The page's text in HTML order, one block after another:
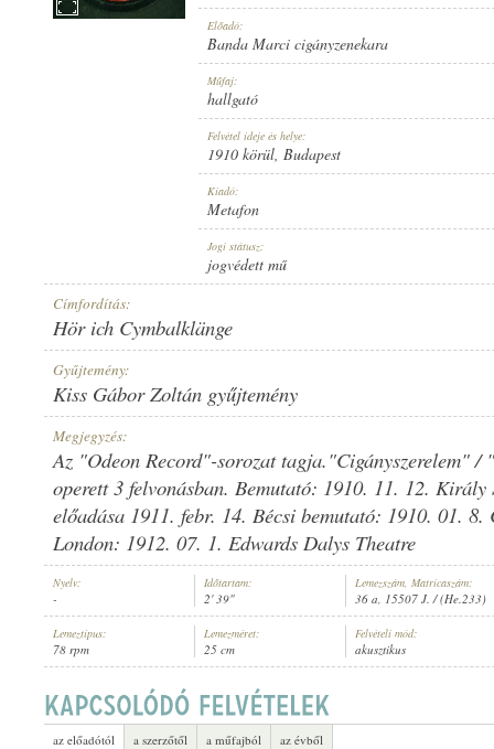
ELŐADÓ: BANDA MARCI CIGÁNYZENEKARA
1910 KÖRÜL
LEMEZSZÁM: 36 A
Előadó:
Banda Marci cigányzenekara
Műfaj:
hallgató
Felvétel ideje és helye:
1910 körül, Budapest
Kiadó:
Metafon
Jogi státusz:
jogvédett mű
Címfordítás:
Hör ich Cymbalklänge
Gyűjtemény:
Kiss Gábor Zoltán gyűjtemény
Megjegyzés:
Az "Odeon Record"-sorozat tagja."Cigányszerelem" /
operett 3 felvonásban. Bemutató: 1910. 11. 12. Király
előadása 1911. febr. 14. Bécsi bemutató: 1910. 01. 8.
London: 1912. 07. 1. Edwards Dalys Theatre
Nyelv:
-
Időtartam:
2' 39"
Lemezszám, Matricaszám:
36 a, 15507 J. / (He.233)
Lemeztípus:
78 rpm
Lemezméret:
25 cm
Felvételi mód:
akusztikus
az előadótól a szerzőtől a műfajból az évből